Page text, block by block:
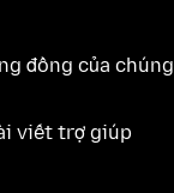
đồng của chúng
viết trợ giúp